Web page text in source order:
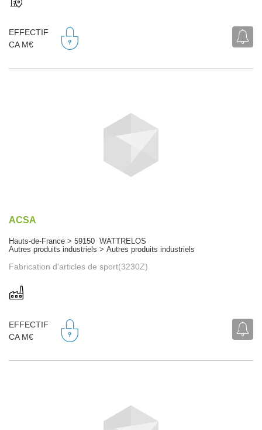
EFFECTIF
CA M€
ACSA
Hauts-de-France > 59150 WATTRELOS
Autres produits industriels > Autres produits industriels
Fabrication d'articles de sport(3230Z)
EFFECTIF
CA M€